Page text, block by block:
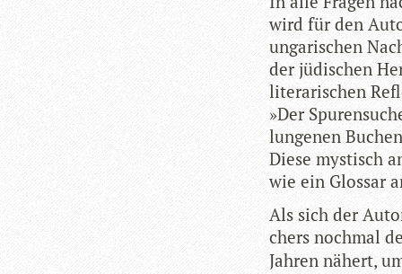
wird für den
unga­ri­schen
der jüdi­schen
lite­ra­ri­schen
»Der
lun­ge­nen
Diese mys­tisch
wie ein Glos­sar
Als sich der
chers noch­mal
Jah­ren nähert,